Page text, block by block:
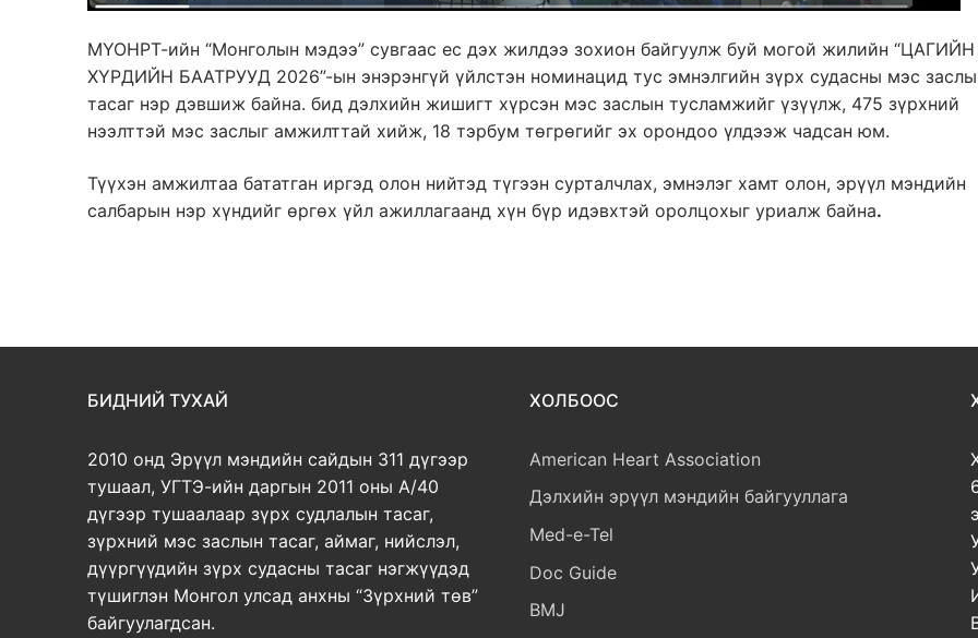
МҮОНРТ-ийн “Монголын мэдээ” сувгаас ес дэх жилдээ зохион байгуулж буй могой жилийн “ЦАГИЙН
ХҮРДИЙН БААТРУУД 2026”-ын энэрэнгүй үйлстэн номинацид тус эмнэлгийн зүрх судасны мэс
тасаг нэр дэвшиж байна. бид дэлхийн жишигт хүрсэн мэс заслын тусламжийг үзүүлж, 475 зүрхний
нээлттэй мэс заслыг амжилттай хийж, 18 тэрбум төгрөгийг эх орондоо үлдээж чадсан юм.
Түүхэн амжилтаа бататган иргэд олон нийтэд түгээн сурталчлах, эмнэлэг хамт олон, эрүүл мэндийн
салбарын нэр хүндийг өргөх үйл ажиллагаанд хүн бүр идэвхтэй оролцохыг уриалж байна.
БИДНИЙ ТУХАЙ
2010 онд Эрүүл мэндийн сайдын 311 дүгээр
тушаал, УГТЭ-ийн даргын 2011 оны А/40
дүгээр тушаалаар зүрх судлалын тасаг,
зүрхний мэс заслын тасаг, аймаг, нийслэл,
дүүргүүдийн зүрх судасны тасаг нэгжүүдэд
түшиглэн Монгол улсад анхны “Зүрхний төв”
байгуулагдсан.
ХОЛБООС
American Heart Association
Дэлхийн эрүүл мэндийн байгууллага
Med-e-Tel
Doc Guide
BMJ